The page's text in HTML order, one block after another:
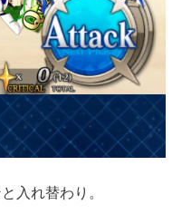
入れ替わり。